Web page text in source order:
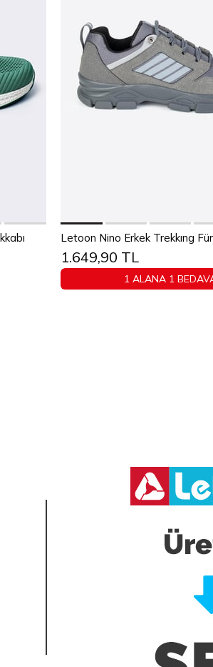
42 Sepete Ekle
40 41
Letoon Nino Erkek Trekkıng
1.649,90 TL
1 ALANA 1